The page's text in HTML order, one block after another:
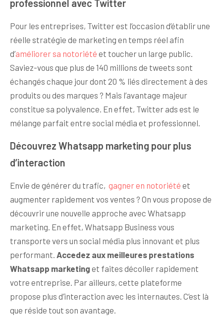
professionnel avec Twitter
Pour les entreprises, Twitter est l’occasion d’établir une
réelle stratégie de marketing en temps réel afin
d’améliorer sa notoriété et toucher un large public.
Saviez-vous que plus de 140 millions de tweets sont
échangés chaque jour dont 20 % liés directement à des
produits ou des marques ? Mais l’avantage majeur
constitue sa polyvalence. En effet, Twitter ads est le
mélange parfait entre social média et professionnel.
Découvrez Whatsapp marketing pour plus
d’interaction
Envie de générer du trafic, gagner en notoriété et
augmenter rapidement vos ventes ? On vous propose de
découvrir une nouvelle approche avec Whatsapp
marketing. En effet, Whatsapp Business vous
transporte vers un social média plus innovant et plus
performant. Accedez aux meilleures prestations
Whatsapp marketing et faites décoller rapidement
votre entreprise. Par ailleurs, cette plateforme
propose plus d’interaction avec les internautes. C’est là
que réside tout son avantage.